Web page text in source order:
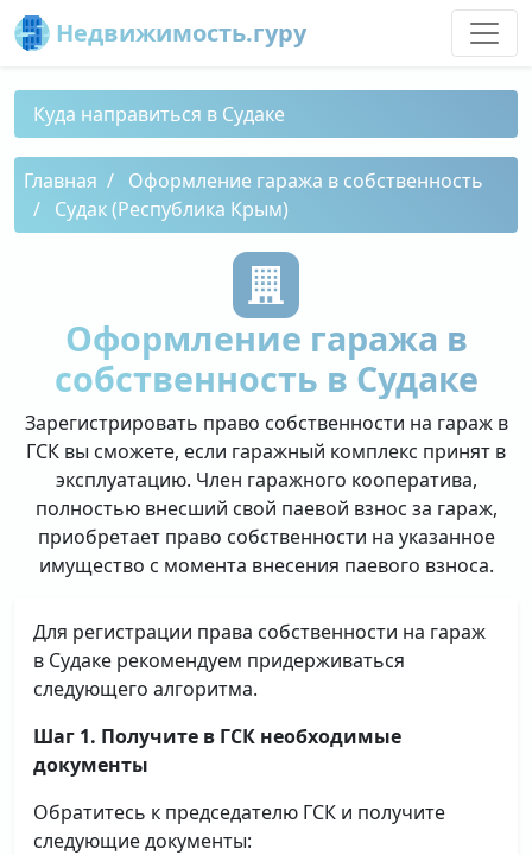
Недвижимость.гуру
Куда направиться в Судаке
Главная
Оформление гаража в собственность
Судак (Республика Крым)
Оформление гаража в
собственность в Судаке
Зарегистрировать право собственности на гараж в
ГСК вы сможете, если гаражный комплекс принят в
эксплуатацию. Член гаражного кооператива,
полностью внесший свой паевой взнос за гараж,
приобретает право собственности на указанное
имущество с момента внесения паевого взноса.
Для регистрации права собственности на гараж
в Судаке рекомендуем придерживаться
следующего алгоритма.
Шаг 1. Получите в ГСК необходимые
документы
Обратитесь к председателю ГСК и получите
следующие документы: